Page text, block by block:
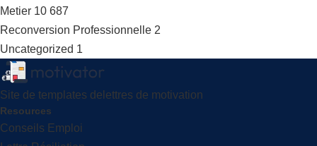
Metier 10 687
Reconversion Professionnelle 2
Uncategorized 1
Site de templates delettres de motivation
Resources
Conseils Emploi